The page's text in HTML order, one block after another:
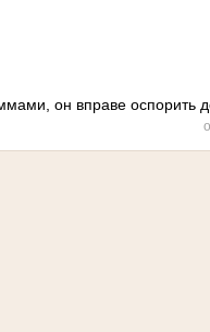
он вправе оспорить